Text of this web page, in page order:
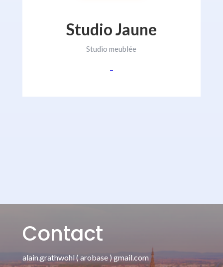
Studio Jaune
Studio meublée
–
Contact
alain.grathwohl ( arobase ) gmail.com